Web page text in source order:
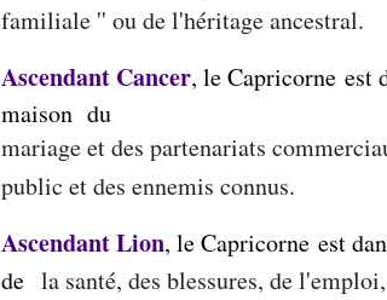
familiale '' ou de l'héritage ancestral.
Ascendant Cancer, le Capricorne est
maison du
mariage et des partenariats
public et des ennemis connus.
Ascendant Lion, le Capricorne est
de la santé, des blessures, de